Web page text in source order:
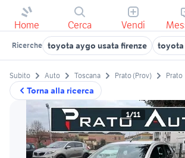
Home Cerca Vendi
Ricerche toyota aygo usata firenze toyota
Torna alla ricerca
Subito Auto Toscana Prato (Prov) Prato
1/11